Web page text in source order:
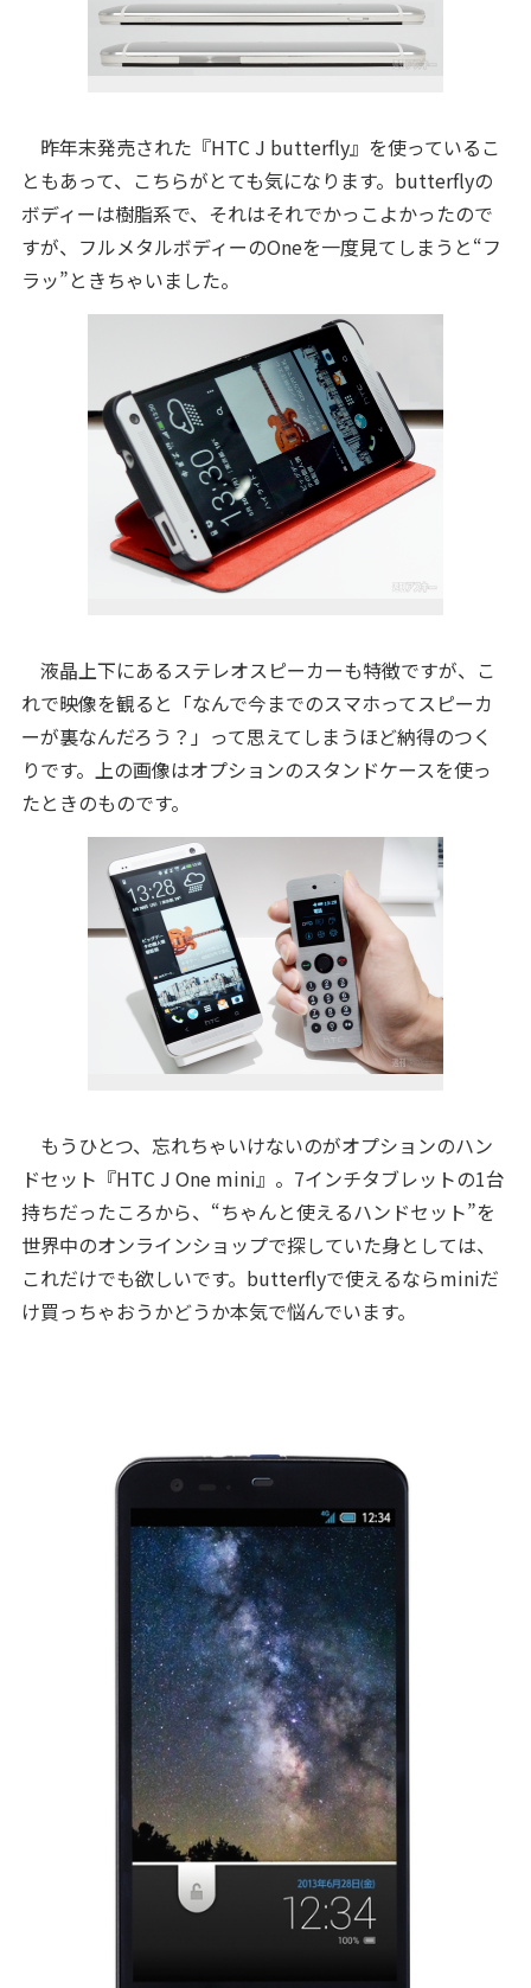
昨年末発売された『HTC J butterfly』を使っているこ
ともあって、こちらがとても気になります。butterflyの
ボディーは樹脂系で、それはそれでかっこよかったので
すが、フルメタルボディーのOneを一度見てしまうと“フ
ラッ”ときちゃいました。
液晶上下にあるステレオスピーカーも特徴ですが、こ
れで映像を観ると「なんで今までのスマホってスピーカ
ーが裏なんだろう？」って思えてしまうほど納得のつく
りです。上の画像はオプションのスタンドケースを使っ
たときのものです。
もうひとつ、忘れちゃいけないのがオプションのハン
ドセット『HTC J One mini』。7インチタブレットの1台
持ちだったころから、“ちゃんと使えるハンドセット”を
世界中のオンラインショップで探していた身としては、
これだけでも欲しいです。butterflyで使えるならminiだ
け買っちゃおうかどうか本気で悩んでいます。